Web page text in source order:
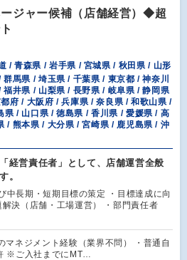
ジャー候補（店舗経営）◆超
/ 青森県 / 岩手県 / 宮城県 / 秋田県 / 山形
馬県 / 埼玉県 / 千葉県 / 東京都 / 神奈川
井県 / 山梨県 / 長野県 / 岐阜県 / 静岡県
府 / 大阪府 / 兵庫県 / 奈良県 / 和歌山県 /
県 / 山口県 / 徳島県 / 香川県 / 愛媛県 / 高
/ 熊本県 / 大分県 / 宮崎県 / 鹿児島県 / 沖
経営責任者」として、店舗運営全般
。
中長期・短期目標の策定 ・目標達成に向
決（店舗・工場運営） ・部門責任者
マネジメント経験（業界不問） ・普通自
※ご入社までにMT…